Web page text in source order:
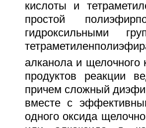
кислоты и
простой
гидроксильными
алканола и щелочного
продуктов реакции
причем сложный
вместе с
одного оксида